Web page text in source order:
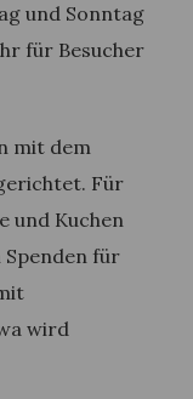
und Sonntag
für Besucher
mit dem
Für
und Kuchen
für
wird